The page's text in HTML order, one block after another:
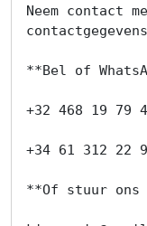
Neem contact
**Bel of
+32 468 19 79
+34 61 312 22
**Of stuur